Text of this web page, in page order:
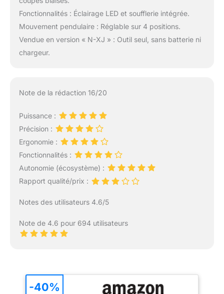
Fonctionnalités : Éclairage LED et soufflerie intégrée.
Mouvement pendulaire : Réglable sur 4 positions.
Vendue en version « N-XJ » : Outil seul, sans batterie ni
chargeur.
Note de la rédaction 16/20
Puissance :
Précision :
Ergonomie :
Fonctionnalités :
Autonomie (écosystème) :
Rapport qualité/prix :
Notes des utilisateurs 4.6/5
Note de 4.6 pour 694 utilisateurs
-40%